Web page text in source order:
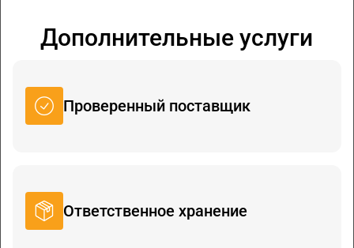
Дополнительные услуги
Проверенный поставщик
Ответственное хранение